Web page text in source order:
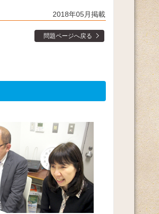
2018年05月掲載
問題ページへ戻る